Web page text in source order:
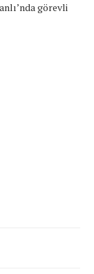
görevli